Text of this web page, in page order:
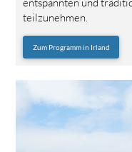
teilzunehmen.
Zum Programm in Irland